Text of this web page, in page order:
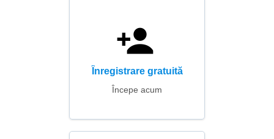
Înregistrare gratuită
Începe acum